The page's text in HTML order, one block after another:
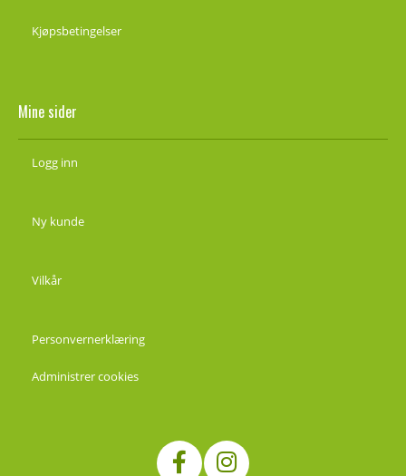
Kjøpsbetingelser
Mine sider
Logg inn
Ny kunde
Vilkår
Personvernerklæring
Administrer cookies